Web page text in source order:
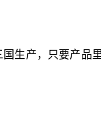
生产，只要产